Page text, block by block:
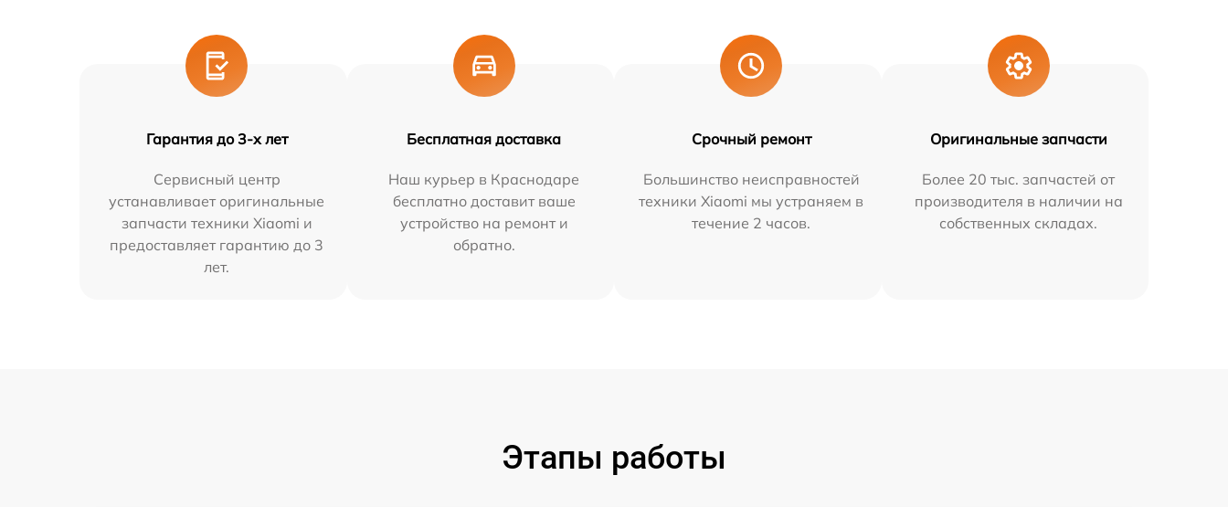
Гарантия до 3-х лет
Сервисный центр
устанавливает оригинальные
запчасти техники Xiaomi и
предоставляет гарантию до 3
лет.
Бесплатная доставка
Наш курьер в Краснодаре
бесплатно доставит ваше
устройство на ремонт и
обратно.
Срочный ремонт
Большинство неисправностей
техники Xiaomi мы устраняем в
течение 2 часов.
Оригинальные запчасти
Более 20 тыс. запчастей от
производителя в наличии на
собственных складах.
Этапы работы